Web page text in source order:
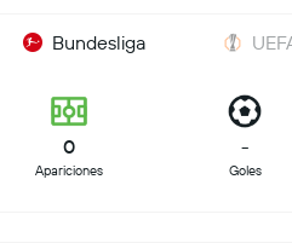
Bundesliga
0
Apariciones
-
Goles